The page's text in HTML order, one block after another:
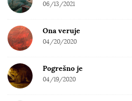
06/13/2021
Ona veruje
04/20/2020
Pogrešno je
04/19/2020